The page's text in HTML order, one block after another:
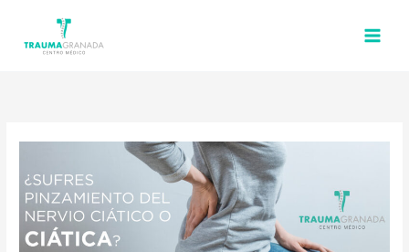
contenido
del
nervio
ciático